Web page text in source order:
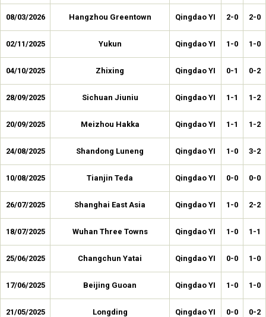
08/03/2026 Hangzhou Greentown Qingdao YI 2-0 2-0
02/11/2025 Yukun Qingdao YI 1-0 1-0
04/10/2025 Zhixing Qingdao YI 0-1 0-2
28/09/2025 Sichuan Jiuniu Qingdao YI 1-1 1-2
20/09/2025 Meizhou Hakka Qingdao YI 1-1 1-2
24/08/2025 Shandong Luneng Qingdao YI 1-0 3-2
10/08/2025 Tianjin Teda Qingdao YI 0-0 0-0
26/07/2025 Shanghai East Asia Qingdao YI 1-0 2-2
18/07/2025 Wuhan Three Towns Qingdao YI 1-0 1-1
25/06/2025 Changchun Yatai Qingdao YI 0-0 1-0
17/06/2025 Beijing Guoan Qingdao YI 1-0 1-0
21/05/2025 Longding Qingdao YI 0-0 0-2